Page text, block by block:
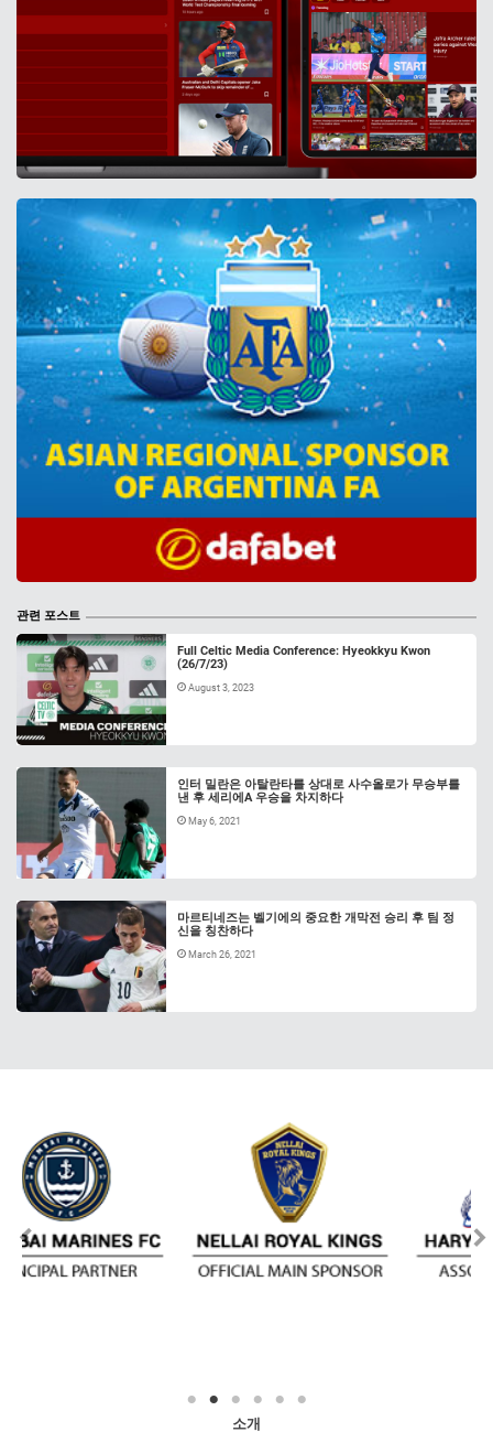
관련 포스트
Full Celtic Media Conference: Hyeokkyu Kwon
(26/7/23)
August 3, 2023
인터 밀란은 아탈란타를 상대로 사수올로가 무승부를
낸 후 세리에A 우승을 차지하다
May 6, 2021
마르티네즈는 벨기에의 중요한 개막전 승리 후 팀 정
신을 칭찬하다
March 26, 2021
소개